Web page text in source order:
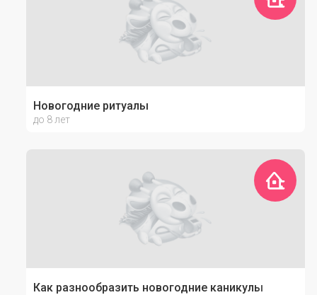
Новогодние ритуалы
до 8 лет
Как разнообразить новогодние каникулы